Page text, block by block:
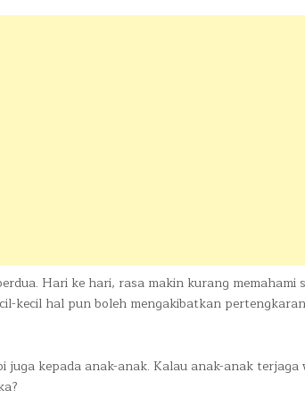
Hari ke hari, rasa makin kurang memahami
kecil hal pun boleh mengakibatkan
kepada anak-anak. Kalau anak-anak